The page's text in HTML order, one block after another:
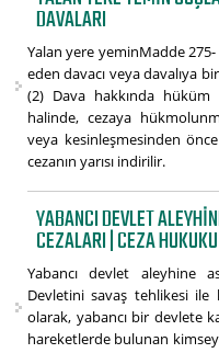
DAVALARI
Yalan yere yeminMadde
eden davacı veya davalıya
(2) Dava hakkında
halinde, cezaya
veya kesinleşmesinden
cezanın yarısı indirilir.
YABANCI DEVLET
CEZALARI | CEZA
Yabancı devlet aleyhine
Devletini savaş tehlikesi ile
olarak, yabancı bir devlete
hareketlerde bulunan